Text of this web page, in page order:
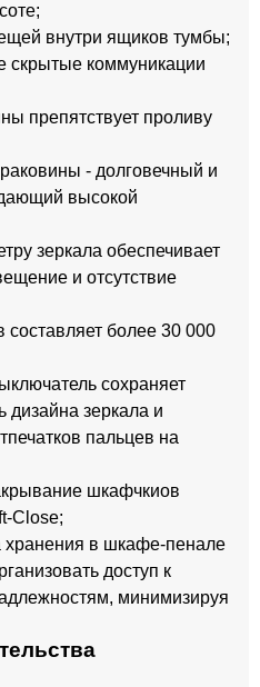
внутри ящиков тумбы;
скрытые коммуникации
препятствует проливу
- долговечный и
высокой
зеркала обеспечивает
и отсутствие
составляет более 30 000
сохраняет
дизайна зеркала и
пальцев на
шкафчкиов
Close;
хранения в шкафе-пенале
доступ к
минимизируя